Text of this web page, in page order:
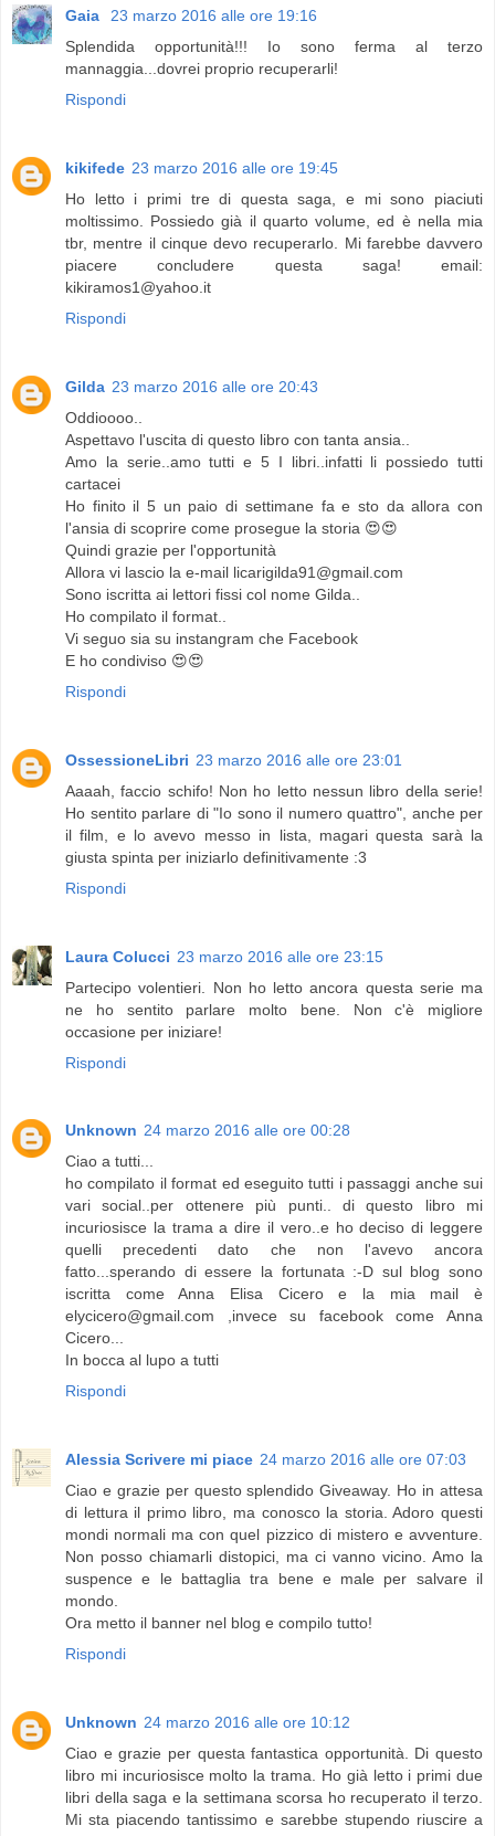
Gaia
23 marzo 2016 alle ore 19:16
Splendida opportunità!!! Io sono ferma al terzo
mannaggia...dovrei proprio recuperarli!
Rispondi
kikifede 23 marzo 2016 alle ore 19:45
Ho letto i primi tre di questa saga, e mi sono piaciuti
moltissimo. Possiedo già il quarto volume, ed è nella mia
tbr, mentre il cinque devo recuperarlo. Mi farebbe davvero
piacere concludere questa saga! email:
kikiramos1@yahoo.it
Rispondi
Gilda 23 marzo 2016 alle ore 20:43
Oddioooo..
Aspettavo l'uscita di questo libro con tanta ansia..
Amo la serie..amo tutti e 5 I libri..infatti li possiedo tutti
cartacei
Ho finito il 5 un paio di settimane fa e sto da allora con
l'ansia di scoprire come prosegue la storia 😍😍
Quindi grazie per l'opportunità
Allora vi lascio la e-mail licarigilda91@gmail.com
Sono iscritta ai lettori fissi col nome Gilda..
Ho compilato il format..
Vi seguo sia su instangram che Facebook
E ho condiviso 😍😍
Rispondi
OssessioneLibri 23 marzo 2016 alle ore 23:01
Aaaah, faccio schifo! Non ho letto nessun libro della serie!
Ho sentito parlare di "Io sono il numero quattro", anche per
il film, e lo avevo messo in lista, magari questa sarà la
giusta spinta per iniziarlo definitivamente :3
Rispondi
Laura Colucci 23 marzo 2016 alle ore 23:15
Partecipo volentieri. Non ho letto ancora questa serie ma
ne ho sentito parlare molto bene. Non c'è migliore
occasione per iniziare!
Rispondi
Unknown 24 marzo 2016 alle ore 00:28
Ciao a tutti...
ho compilato il format ed eseguito tutti i passaggi anche sui
vari social..per ottenere più punti.. di questo libro mi
incuriosisce la trama a dire il vero..e ho deciso di leggere
quelli precedenti dato che non l'avevo ancora
fatto...sperando di essere la fortunata :-D sul blog sono
iscritta come Anna Elisa Cicero e la mia mail è
elycicero@gmail.com ,invece su facebook come Anna
Cicero...
In bocca al lupo a tutti
Rispondi
Alessia Scrivere mi piace 24 marzo 2016 alle ore 07:03
Ciao e grazie per questo splendido Giveaway. Ho in attesa
di lettura il primo libro, ma conosco la storia. Adoro questi
mondi normali ma con quel pizzico di mistero e avventure.
Non posso chiamarli distopici, ma ci vanno vicino. Amo la
suspence e le battaglia tra bene e male per salvare il
mondo.
Ora metto il banner nel blog e compilo tutto!
Rispondi
Unknown 24 marzo 2016 alle ore 10:12
Ciao e grazie per questa fantastica opportunità. Di questo
libro mi incuriosisce molto la trama. Ho già letto i primi due
libri della saga e la settimana scorsa ho recuperato il terzo.
Mi sta piacendo tantissimo e sarebbe stupendo riuscire a